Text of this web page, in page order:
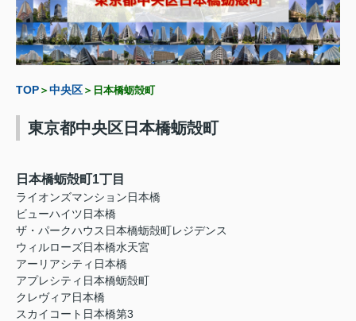
TOP ＞ 中央区 ＞日本橋蛎殻町
東京都中央区日本橋蛎殻町
日本橋蛎殻町1丁目
ライオンズマンション日本橋
ビューハイツ日本橋
ザ・パークハウス日本橋蛎殻町レジデンス
ウィルローズ日本橋水天宮
アーリアシティ日本橋
アプレシティ日本橋蛎殻町
クレヴィア日本橋
スカイコート日本橋第3